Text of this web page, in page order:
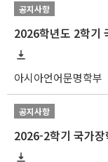
공지사항
아시아언어문명학부
공지사항
2026-2학기 국가